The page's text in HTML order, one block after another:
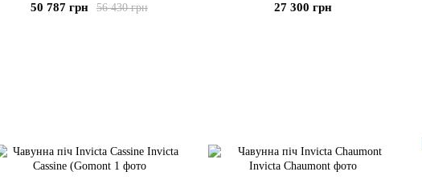
56 430 грн
50 787 грн
27 300 грн